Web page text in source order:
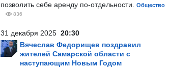
позволить себе аренду по-отдельности.
Общество
836
31 декабря 2025 20:30
Вячеслав Федорищев поздравил
жителей Самарской области с
наступающим Новым Годом